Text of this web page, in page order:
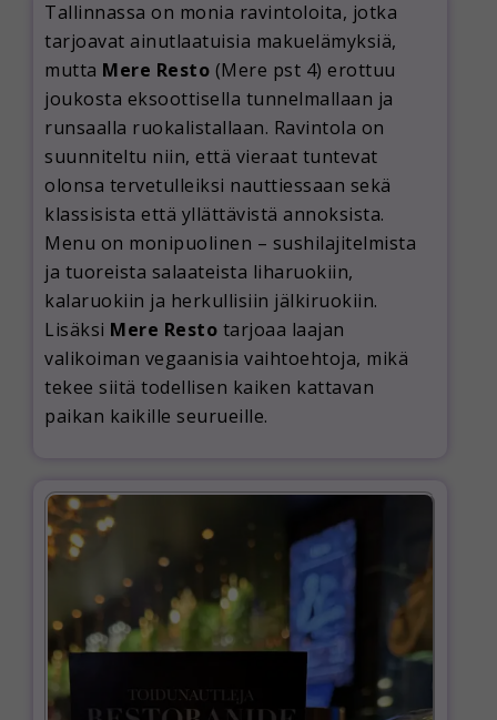
Tallinnassa on monia ravintoloita, jotka
tarjoavat ainutlaatuisia makuelämyksiä,
mutta Mere Resto (Mere pst 4) erottuu
joukosta eksoottisella tunnelmallaan ja
runsaalla ruokalistallaan. Ravintola on
suunniteltu niin, että vieraat tuntevat
olonsa tervetulleiksi nauttiessaan sekä
klassisista että yllättävistä annoksista.
Menu on monipuolinen – sushilajitelmista
ja tuoreista salaateista liharuokiin,
kalaruokiin ja herkullisiin jälkiruokiin.
Lisäksi Mere Resto tarjoaa laajan
valikoiman vegaanisia vaihtoehtoja, mikä
tekee siitä todellisen kaiken kattavan
paikan kaikille seurueille.